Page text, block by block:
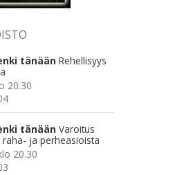
tänään Rehellisyys
20.30
tänään Varoitus
ja perheasioista
20.30